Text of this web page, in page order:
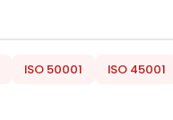
ISO 50001 ISO 45001